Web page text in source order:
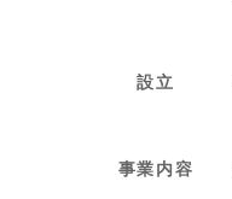
設立
事業内容